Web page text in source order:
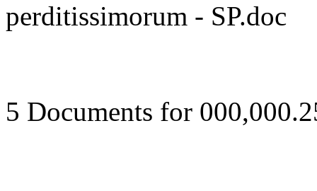
perditissimorum - SP.doc
5 Documents for